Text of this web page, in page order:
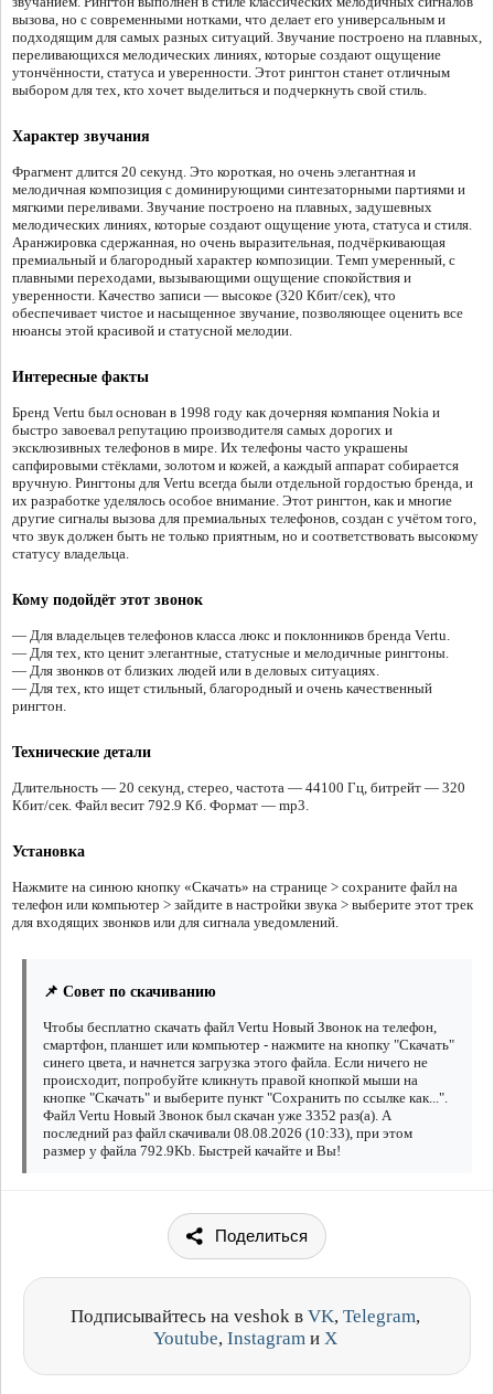
вызова, но с современными нотками, что делает его универсальным и
подходящим для самых разных ситуаций. Звучание построено на плавных,
переливающихся мелодических линиях, которые создают ощущение
утончённости, статуса и уверенности. Этот рингтон станет отличным
выбором для тех, кто хочет выделиться и подчеркнуть свой стиль.
Характер звучания
Фрагмент длится 20 секунд. Это короткая, но очень элегантная и
мелодичная композиция с доминирующими синтезаторными партиями и
мягкими переливами. Звучание построено на плавных, задушевных
мелодических линиях, которые создают ощущение уюта, статуса и стиля.
Аранжировка сдержанная, но очень выразительная, подчёркивающая
премиальный и благородный характер композиции. Темп умеренный, с
плавными переходами, вызывающими ощущение спокойствия и
уверенности. Качество записи — высокое (320 Кбит/сек), что
обеспечивает чистое и насыщенное звучание, позволяющее оценить все
нюансы этой красивой и статусной мелодии.
Интересные факты
Бренд Vertu был основан в 1998 году как дочерняя компания Nokia и
быстро завоевал репутацию производителя самых дорогих и
эксклюзивных телефонов в мире. Их телефоны часто украшены
сапфировыми стёклами, золотом и кожей, а каждый аппарат собирается
вручную. Рингтоны для Vertu всегда были отдельной гордостью бренда, и
их разработке уделялось особое внимание. Этот рингтон, как и многие
другие сигналы вызова для премиальных телефонов, создан с учётом того,
что звук должен быть не только приятным, но и соответствовать высокому
статусу владельца.
Кому подойдёт этот звонок
— Для владельцев телефонов класса люкс и поклонников бренда Vertu.
— Для тех, кто ценит элегантные, статусные и мелодичные рингтоны.
— Для звонков от близких людей или в деловых ситуациях.
— Для тех, кто ищет стильный, благородный и очень качественный
рингтон.
Технические детали
Длительность — 20 секунд, стерео, частота — 44100 Гц, битрейт — 320
Кбит/сек. Файл весит 792.9 Кб. Формат — mp3.
Установка
Нажмите на синюю кнопку «Скачать» на странице > сохраните файл на
телефон или компьютер > зайдите в настройки звука > выберите этот трек
для входящих звонков или для сигнала уведомлений.
📌 Совет по скачиванию
Чтобы бесплатно скачать файл Vertu Новый Звонок на телефон,
смартфон, планшет или компьютер - нажмите на кнопку "Скачать"
синего цвета, и начнется загрузка этого файла. Если ничего не
происходит, попробуйте кликнуть правой кнопкой мыши на
кнопке "Скачать" и выберите пункт "Сохранить по ссылке как...".
Файл Vertu Новый Звонок был скачан уже 3352 раз(а). А
последний раз файл скачивали 08.08.2026 (10:33), при этом
размер у файла 792.9Kb. Быстрей качайте и Вы!
Поделиться
Подписывайтесь на veshok в VK, Telegram,
Youtube, Instagram и X